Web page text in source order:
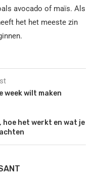
avocado of maïs. Als
het het meeste zin
week wilt maken
het werkt en wat je